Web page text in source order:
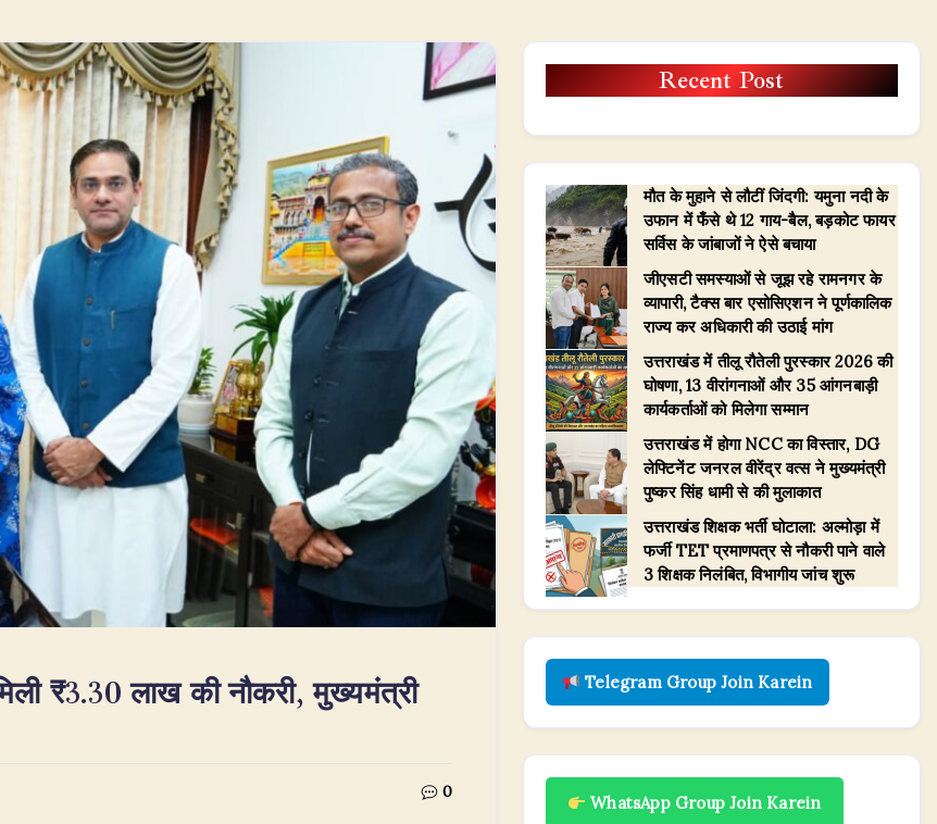
₹3.30 लाख की नौकरी, मुख्यमंत्री
0
Recent Post
मौत के मुहाने से लौटीं जिंदगी: यमुना नदी के
उफान में फँसे थे 12 गाय-बैल, बड़कोट फायर
सर्विस के जांबाजों ने ऐसे बचाया
जीएसटी समस्याओं से जूझ रहे रामनगर के
व्यापारी, टैक्स बार एसोसिएशन ने पूर्णकालिक
राज्य कर अधिकारी की उठाई मांग
उत्तराखंड में तीलू रौतेली पुरस्कार 2026 की
घोषणा, 13 वीरांगनाओं और 35 आंगनबाड़ी
कार्यकर्ताओं को मिलेगा सम्मान
उत्तराखंड में होगा NCC का विस्तार, DG
लेफ्टिनेंट जनरल वीरेंद्र वत्स ने मुख्यमंत्री
पुष्कर सिंह धामी से की मुलाकात
उत्तराखंड शिक्षक भर्ती घोटाला: अल्मोड़ा में
फर्जी TET प्रमाणपत्र से नौकरी पाने वाले
3 शिक्षक निलंबित, विभागीय जांच शुरू
Telegram Group Join Karein
WhatsApp Group Join Karein